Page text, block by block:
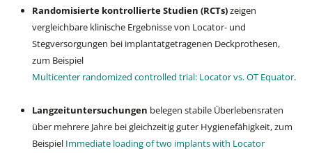
Randomisierte kontrollierte Studien (RCTs)zeigen
vergleichbare klinische Ergebnisse von Locator- und
Stegversorgungen bei implantatgetragenen Deckprothesen,
zum Beispiel
Multicenter randomized controlled trial: Locator vs. OT Equator.
Langzeituntersuchungen belegen stabile Überlebensraten
über mehrere Jahre bei gleichzeitig guter Hygienefähigkeit, zum
Beispiel Immediate loading of two implants with Locator